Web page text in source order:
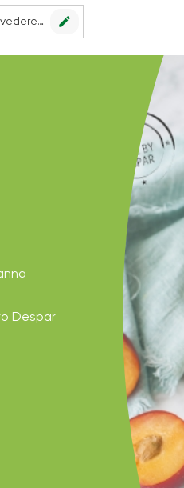
Nessun punto vendita impostato, scegline uno per vedere le offerte. edit
Despar